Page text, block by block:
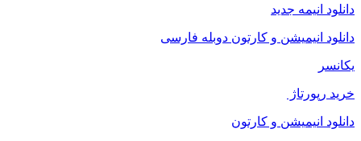
دانلود انیمه جدید
دانلود انیمیشن و کارتون دوبله فارسی
یکانسر
خرید رپورتاژ
دانلود انیمیشن و کارتون